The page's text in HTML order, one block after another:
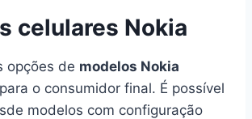
celulares Nokia
opções de modelos Nokia
para o consumidor final. É possível
modelos com configuração